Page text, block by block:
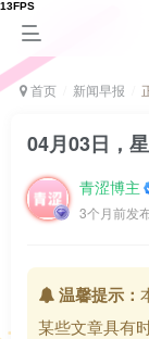
首页 新闻早报
04月03日，
青涩博主
3个月前发
温馨提示：
某些文章具有